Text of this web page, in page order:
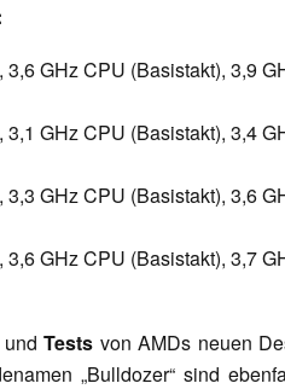
3,6 GHz CPU (Basistakt), 3,9
3,1 GHz CPU (Basistakt), 3,4
3,3 GHz CPU (Basistakt), 3,6
3,6 GHz CPU (Basistakt), 3,7
undTests von AMDs neuen
„Bulldozer“ sind